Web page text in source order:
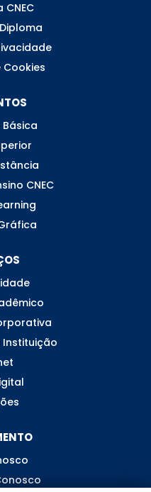
CNEC
CNEC
Instituição